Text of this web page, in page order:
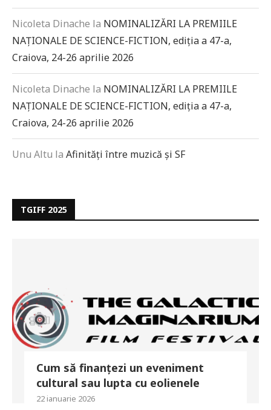
Nicoleta Dinache la NOMINALIZĂRI LA PREMIILE
NAȚIONALE DE SCIENCE-FICTION, ediția a 47-a,
Craiova, 24-26 aprilie 2026
Nicoleta Dinache la NOMINALIZĂRI LA PREMIILE
NAȚIONALE DE SCIENCE-FICTION, ediția a 47-a,
Craiova, 24-26 aprilie 2026
Unu Altu la Afinități între muzică și SF
TGIFF 2025
Cum să finanțezi un eveniment
cultural sau lupta cu eolienele
22 ianuarie 2026